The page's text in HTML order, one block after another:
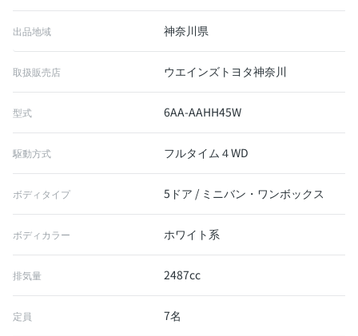
出品地域 神奈川県
取扱販売店 ウエインズトヨタ神奈川
型式 6AA-AAHH45W
駆動方式 フルタイム４WD
ボディタイプ 5ドア / ミニバン・ワンボックス
ボディカラー ホワイト系
排気量 2487cc
定員 7名